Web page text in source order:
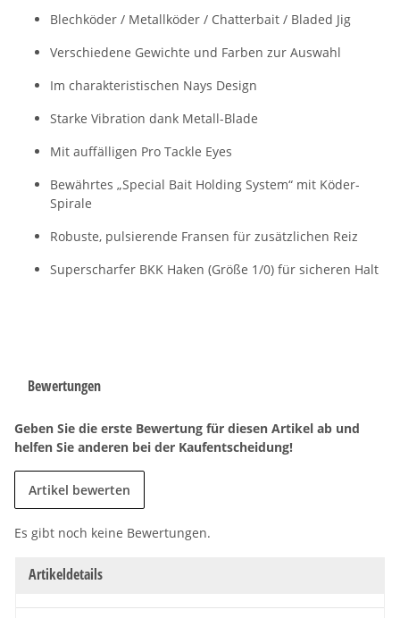
Blechköder / Metallköder / Chatterbait / Bladed Jig
Verschiedene Gewichte und Farben zur Auswahl
Im charakteristischen Nays Design
Starke Vibration dank Metall-Blade
Mit auffälligen Pro Tackle Eyes
Bewährtes „Special Bait Holding System“ mit Köder-
Spirale
Robuste, pulsierende Fransen für zusätzlichen Reiz
Superscharfer BKK Haken (Größe 1/0) für sicheren Halt
Bewertungen
Geben Sie die erste Bewertung für diesen Artikel ab und
helfen Sie anderen bei der Kaufentscheidung!
Artikel bewerten
Es gibt noch keine Bewertungen.
Artikeldetails